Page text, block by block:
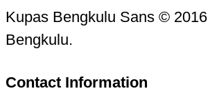
Kupas Bengkulu Sans ©
Bengkulu.
Contact Information